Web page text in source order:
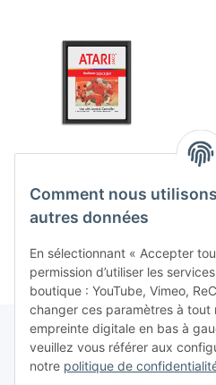
Comment nous
autres données
En sélectionnant « Accepter
permission d’utiliser les
boutique : YouTube, Vimeo,
changer ces paramètres à tout
empreinte digitale en bas à
veuillez vous référer aux
notre politique de
Real Sports Soccer
état) - Atari 2600
7,99 €*